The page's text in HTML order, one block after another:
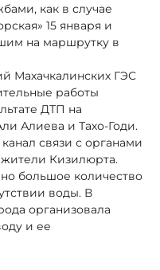
как в случае
15 января и
на маршрутку в
Махачкалинских ГЭС
работы
ДТП на
Алиева и Тахо-Годи.
связи с органами
жители Кизилюрта.
большое количество
воды. В
организовала
и ее